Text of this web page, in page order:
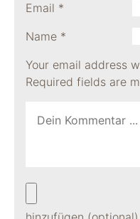
Your email address
Required fields are
Name *
Email *